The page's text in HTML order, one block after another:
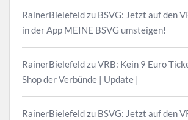
RainerBielefeldzu BSVG: Jetzt auf den
in der App MEINE BSVG umsteigen!
RainerBielefeldzuVRB: Kein 9 Euro
Shop der Verbünde | Update |
RainerBielefeldzu BSVG: Jetzt auf den